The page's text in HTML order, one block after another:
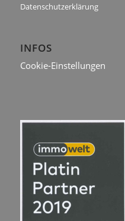
Datenschutzerklärung
INFOS
Cookie-Einstellungen